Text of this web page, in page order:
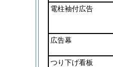
電柱袖付広告
広告幕
つり下げ看板